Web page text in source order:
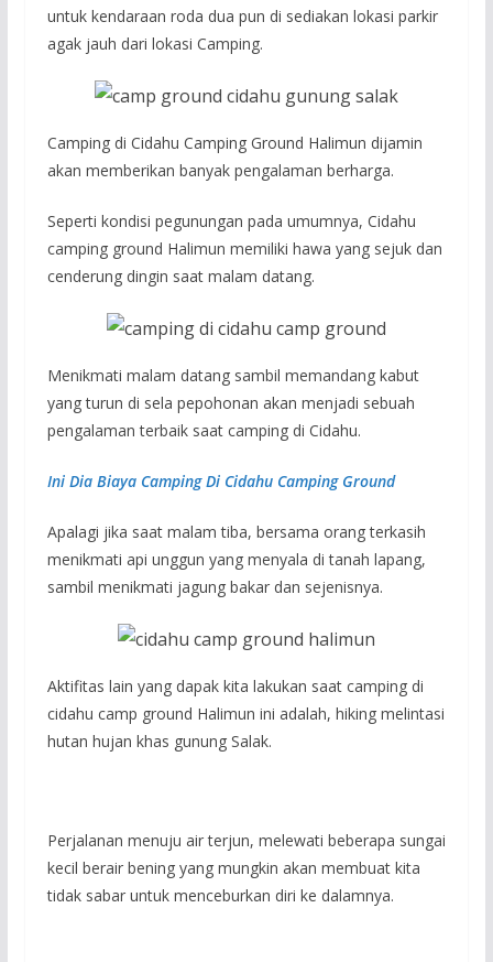
untuk kendaraan roda dua pun di sediakan lokasi parkir
agak jauh dari lokasi Camping.
Camping di Cidahu Camping Ground Halimun dijamin
akan memberikan banyak pengalaman berharga.
Seperti kondisi pegunungan pada umumnya, Cidahu
camping ground Halimun memiliki hawa yang sejuk dan
cenderung dingin saat malam datang.
Menikmati malam datang sambil memandang kabut
yang turun di sela pepohonan akan menjadi sebuah
pengalaman terbaik saat camping di Cidahu.
Ini Dia Biaya Camping Di Cidahu Camping Ground
Apalagi jika saat malam tiba, bersama orang terkasih
menikmati api unggun yang menyala di tanah lapang,
sambil menikmati jagung bakar dan sejenisnya.
Aktifitas lain yang dapak kita lakukan saat camping di
cidahu camp ground Halimun ini adalah, hiking melintasi
hutan hujan khas gunung Salak.
Perjalanan menuju air terjun, melewati beberapa sungai
kecil berair bening yang mungkin akan membuat kita
tidak sabar untuk menceburkan diri ke dalamnya.